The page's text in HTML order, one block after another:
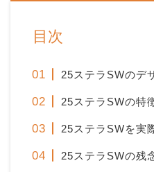
目次
25ステラSWのデ
25ステラSWの特
25ステラSWを実
25ステラSWの残